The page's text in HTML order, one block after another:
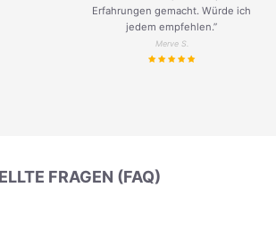
Erfahrungen gemacht. Würde ich
jedem empfehlen.”
Merve S.
FRAGEN (FAQ)